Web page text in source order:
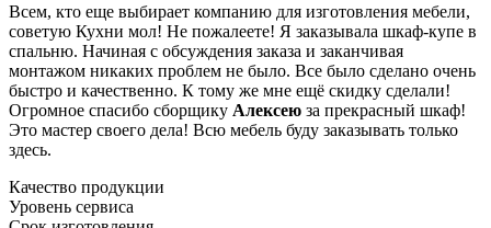
Всем, кто еще выбирает компанию для изготовления мебели,
советую Кухни мол! Не пожалеете! Я заказывала шкаф-купе в
спальню. Начиная с обсуждения заказа и заканчивая
монтажом никаких проблем не было. Все было сделано очень
быстро и качественно. К тому же мне ещё скидку сделали!
Огромное спасибо сборщику Алексею за прекрасный шкаф!
Это мастер своего дела! Всю мебель буду заказывать только
здесь.
Качество продукции
Уровень сервиса